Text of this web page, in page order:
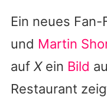
Ein neues
und Martin
auf Xein Bild
Restaurant